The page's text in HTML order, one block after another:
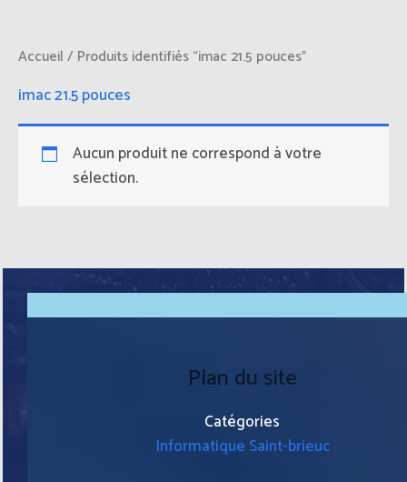
Accueil / Produits identifiés “imac 21.5 pouces”
imac 21.5 pouces
Aucun produit ne correspond à votre
sélection.
Plan du site
Catégories
Informatique Saint-brieuc